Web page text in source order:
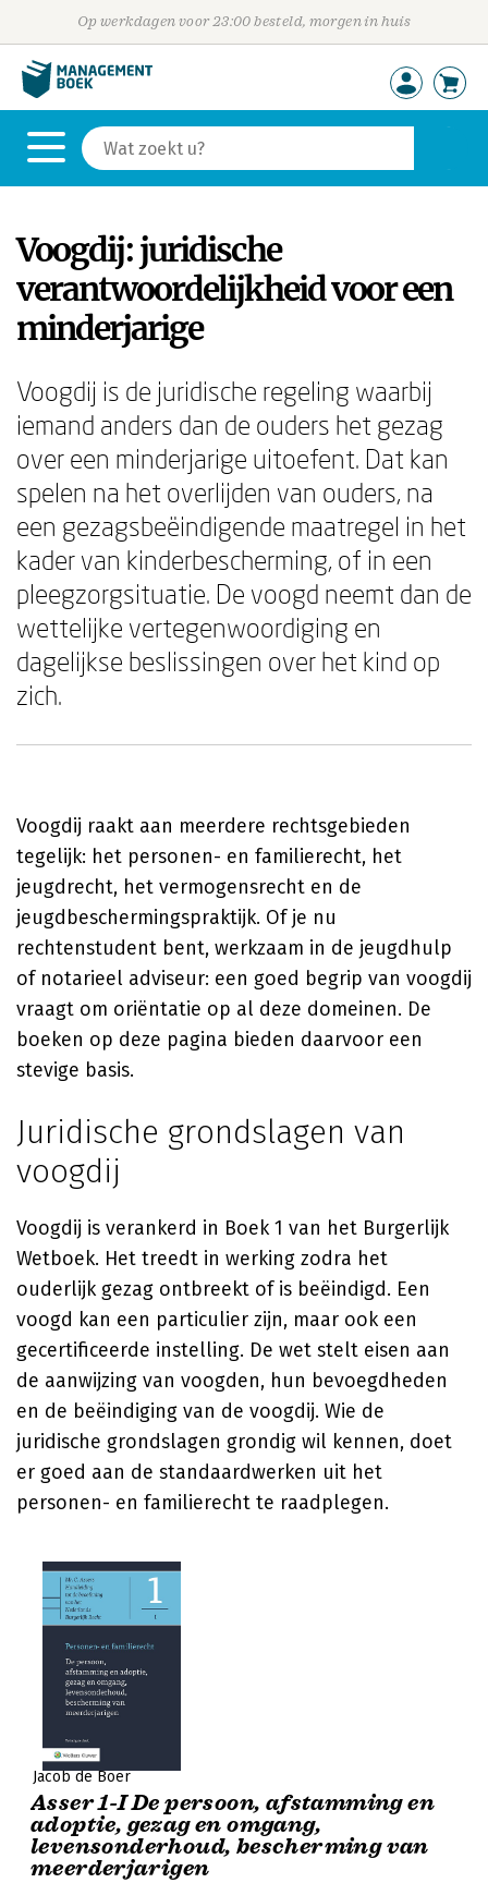
Op werkdagen voor 23:00 besteld, morgen in huis
Voogdij: juridische
verantwoordelijkheid voor een
minderjarige
Voogdij is de juridische regeling waarbij
iemand anders dan de ouders het gezag
over een minderjarige uitoefent. Dat kan
spelen na het overlijden van ouders, na
een gezagsbeëindigende maatregel in het
kader van kinderbescherming, of in een
pleegzorgsituatie. De voogd neemt dan de
wettelijke vertegenwoordiging en
dagelijkse beslissingen over het kind op
zich.
Voogdij raakt aan meerdere rechtsgebieden
tegelijk: het personen- en familierecht, het
jeugdrecht, het vermogensrecht en de
jeugdbeschermingspraktijk. Of je nu
rechtenstudent bent, werkzaam in de jeugdhulp
of notarieel adviseur: een goed begrip van voogdij
vraagt om oriëntatie op al deze domeinen. De
boeken op deze pagina bieden daarvoor een
stevige basis.
Juridische grondslagen van
voogdij
Voogdij is verankerd in Boek 1 van het Burgerlijk
Wetboek. Het treedt in werking zodra het
ouderlijk gezag ontbreekt of is beëindigd. Een
voogd kan een particulier zijn, maar ook een
gecertificeerde instelling. De wet stelt eisen aan
de aanwijzing van voogden, hun bevoegdheden
en de beëindiging van de voogdij. Wie de
juridische grondslagen grondig wil kennen, doet
er goed aan de standaardwerken uit het
personen- en familierecht te raadplegen.
Jacob de Boer
Asser 1-I De persoon, afstamming en
adoptie, gezag en omgang,
levensonderhoud, bescherming van
meerderjarigen